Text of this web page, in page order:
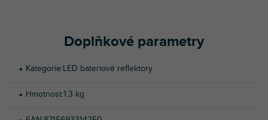
Doplňkové parametry
Kategorie:LED bateriové reflektory
Hmotnost:1.3 kg